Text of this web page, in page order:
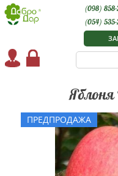
(098) 858-
(054) 535-
ПРЕДПРОДАЖА